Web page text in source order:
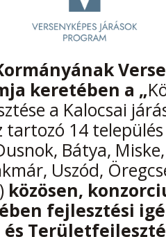
keretében a „
a Kalocsai
tartozó 14
Bátya,
Uszód,
közösen,
fejlesztési
és